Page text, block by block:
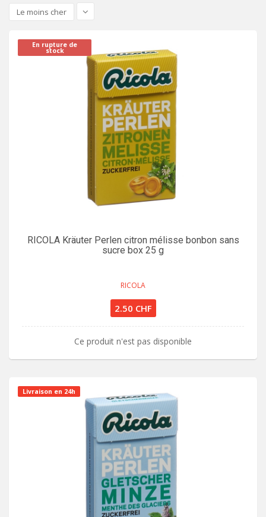
SEMAINIERS
Le moins cher
En rupture de
stock
RICOLA Kräuter Perlen citron mélisse bonbon sans
sucre box 25 g
RICOLA
2.50 CHF
Ce produit n'est pas disponible
Livraison en 24h